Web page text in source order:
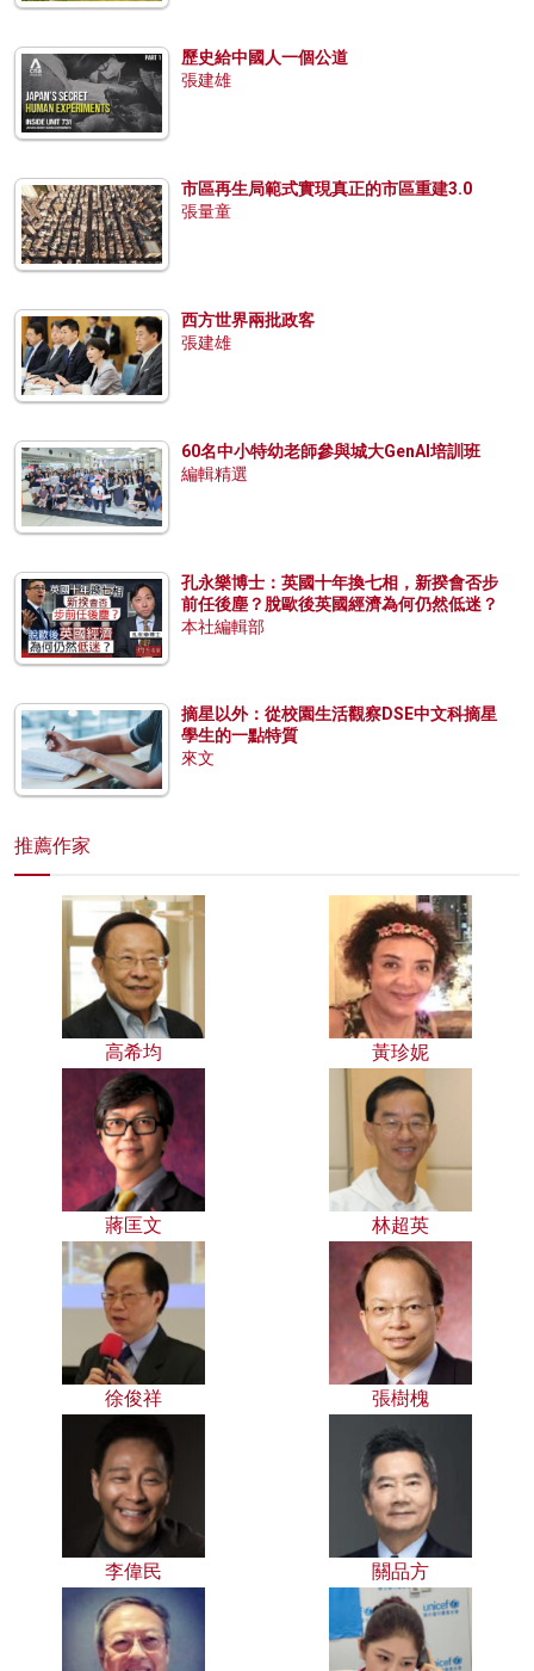
歷史給中國人一個公道
張建雄
市區再生局範式實現真正的市區重建3.0
張量童
西方世界兩批政客
張建雄
60名中小特幼老師參與城大GenAI培訓班
編輯精選
孔永樂博士：英國十年換七相，新揆會否步
前任後塵？脫歐後英國經濟為何仍然低迷？
本社編輯部
摘星以外：從校園生活觀察DSE中文科摘星
學生的一點特質
來文
推薦作家
高希均 黃珍妮
蔣匡文 林超英
徐俊祥 張樹槐
李偉民 關品方